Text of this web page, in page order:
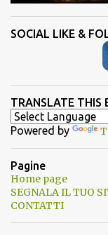
SOCIAL LIKE &
TRANSLATE THIS
Powered by
Pagine
Home page
SEGNALA IL TUO
CONTATTI